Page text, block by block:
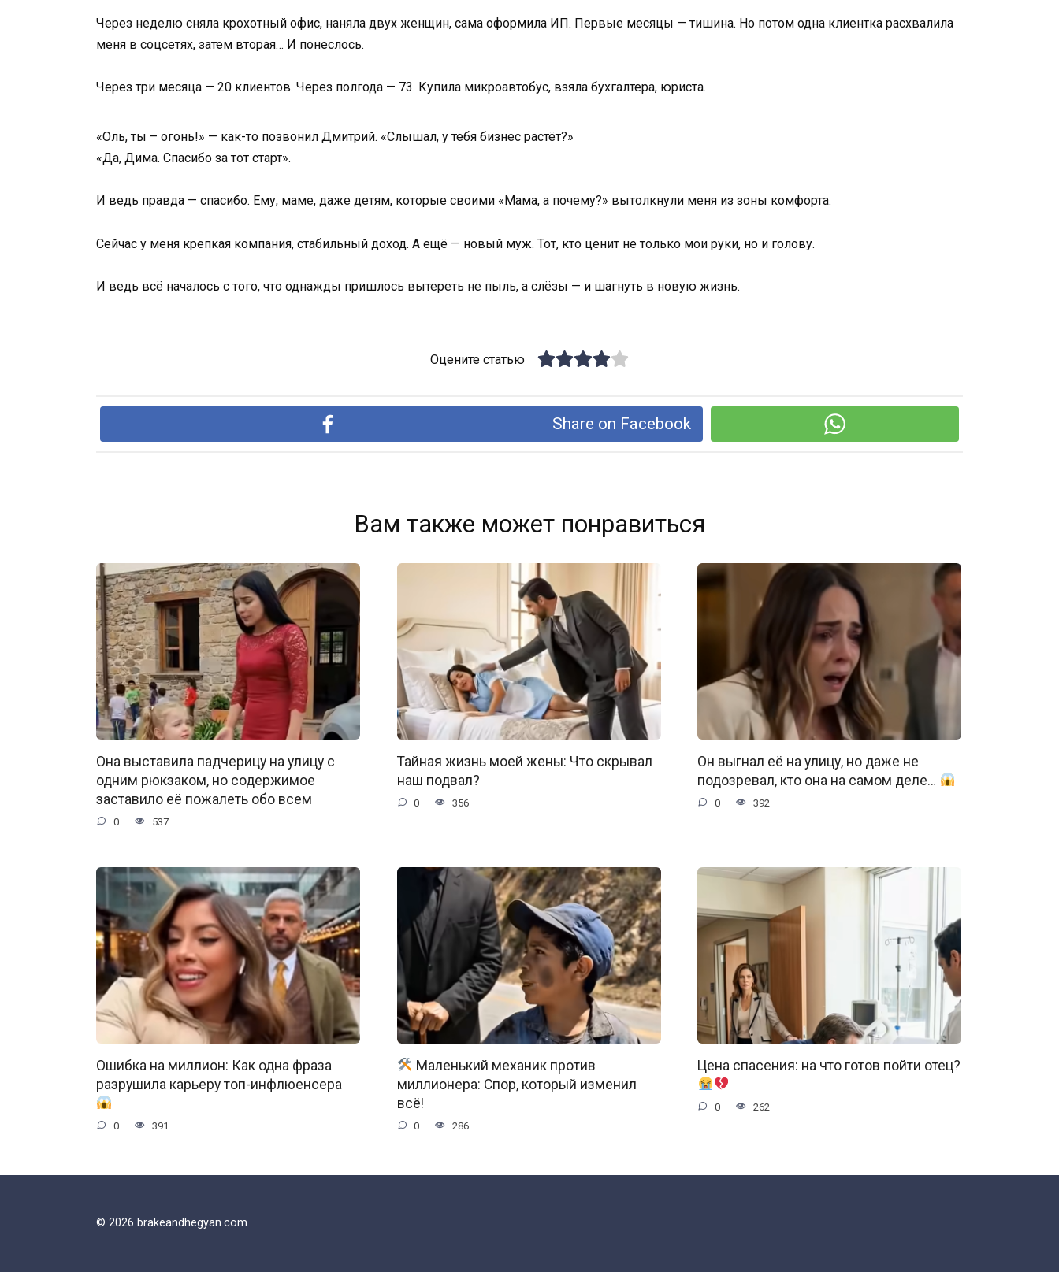
Через неделю сняла крохотный офис, наняла двух женщин, сама оформила ИП. Первые месяцы — тишина. Но потом одна клиентка расхвалила
меня в соцсетях, затем вторая… И понеслось.
Через три месяца — 20 клиентов. Через полгода — 73. Купила микроавтобус, взяла бухгалтера, юриста.
«Оль, ты – огонь!» — как-то позвонил Дмитрий. «Слышал, у тебя бизнес растёт?»
«Да, Дима. Спасибо за тот старт».
И ведь правда — спасибо. Ему, маме, даже детям, которые своими «Мама, а почему?» вытолкнули меня из зоны комфорта.
Сейчас у меня крепкая компания, стабильный доход. А ещё — новый муж. Тот, кто ценит не только мои руки, но и голову.
И ведь всё началось с того, что однажды пришлось вытереть не пыль, а слёзы — и шагнуть в новую жизнь.
Оцените статью
Share on Facebook
Вам также может понравиться
Она выставила падчерицу на улицу с
одним рюкзаком, но содержимое
заставило её пожалеть обо всем
0 537
Тайная жизнь моей жены: Что скрывал
наш подвал?
0 356
Он выгнал её на улицу, но даже не
подозревал, кто она на самом деле…
0 392
Ошибка на миллион: Как одна фраза
разрушила карьеру топ-инфлюенсера
0 391
Маленький механик против
миллионера: Спор, который изменил
всё!
0 286
Цена спасения: на что готов пойти отец?
0 262
© 2026 brakeandhegyan.com